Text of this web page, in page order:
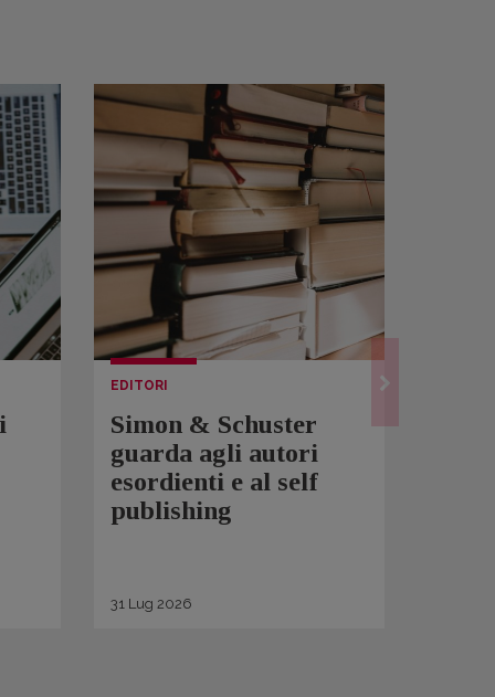
EDITORI
Simon & Schuster
guarda agli autori
esordienti e al self
publishing
31 Lug 2026